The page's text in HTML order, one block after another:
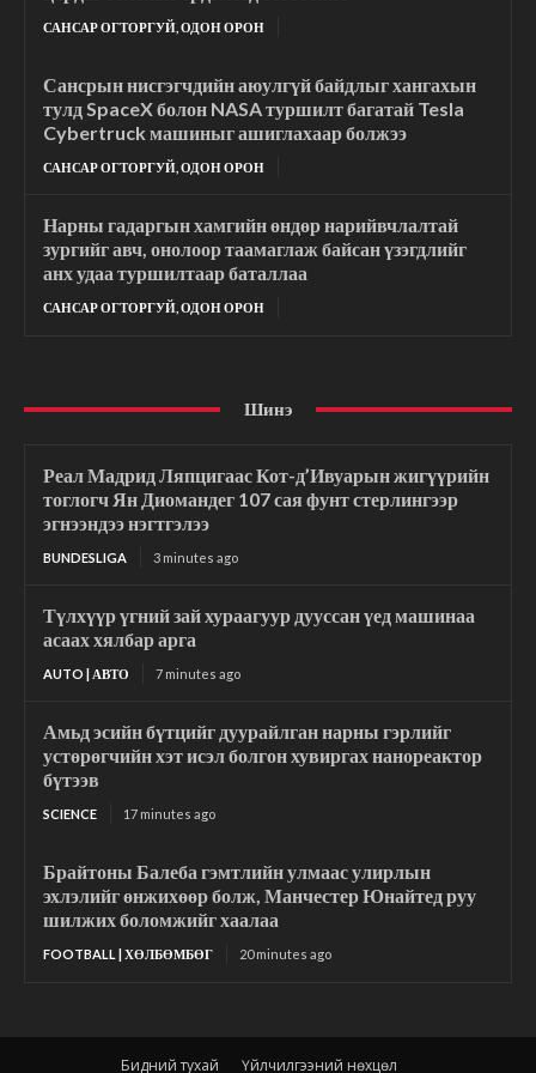
САНСАР ОГТОРГУЙ, ОДОН ОРОН
Сансрын нисгэгчдийн аюулгүй байдлыг хангахын
тулд SpaceX болон NASA туршилт багатай Tesla
Cybertruck машиныг ашиглахаар болжээ
САНСАР ОГТОРГУЙ, ОДОН ОРОН
Нарны гадаргын хамгийн өндөр нарийвчлалтай
зургийг авч, онолоор таамаглаж байсан үзэгдлийг
анх удаа туршилтаар баталлаа
САНСАР ОГТОРГУЙ, ОДОН ОРОН
Шинэ
Реал Мадрид Ляпцигаас Кот-д’Ивуарын жигүүрийн
тоглогч Ян Диомандег 107 сая фунт стерлингээр
эгнээндээ нэгтгэлээ
BUNDESLIGA 3 minutes ago
Түлхүүр үгний зай хураагуур дууссан үед машинаа
асаах хялбар арга
AUTO | АВТО 7 minutes ago
Амьд эсийн бүтцийг дуурайлган нарны гэрлийг
устөрөгчийн хэт исэл болгон хувиргах нанореактор
бүтээв
SCIENCE 17 minutes ago
Брайтоны Балеба гэмтлийн улмаас улирлын
эхлэлийг өнжихөөр болж, Манчестер Юнайтед руу
шилжих боломжийг хаалаа
FOOTBALL | ХӨЛБӨМБӨГ 20 minutes ago
Бидний тухай Үйлчилгээний нөхцөл